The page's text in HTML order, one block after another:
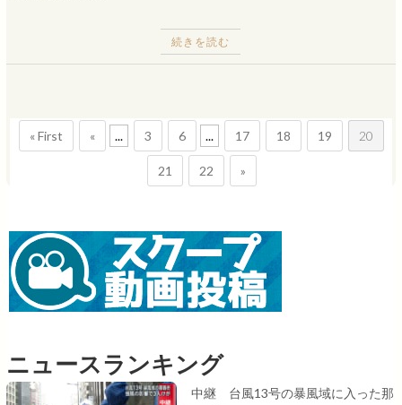
続きを読む
« First « ... 3 6 ... 17 18 19 20
21 22 »
ニュースランキング
中継 台風13号の暴風域に入った那